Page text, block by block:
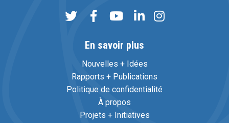
En savoir plus
Nouvelles + Idées
Rapports + Publications
Politique de confidentialité
À propos
Projets + Initiatives